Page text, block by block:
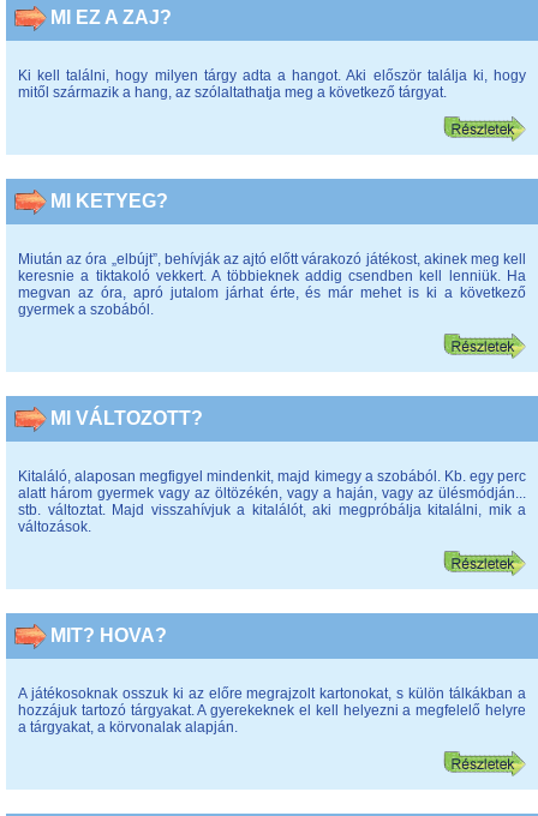
MI EZ A ZAJ?
Ki kell találni, hogy milyen tárgy adta a hangot. Aki először találja ki, hogy
mitől származik a hang, az szólaltathatja meg a következő tárgyat.
MI KETYEG?
Miután az óra „elbújt”, behívják az ajtó előtt várakozó játékost, akinek meg kell
keresnie a tiktakoló vekkert. A többieknek addig csendben kell lenniük. Ha
megvan az óra, apró jutalom járhat érte, és már mehet is ki a következő
gyermek a szobából.
MI VÁLTOZOTT?
Kitaláló, alaposan megfigyel mindenkit, majd kimegy a szobából. Kb. egy perc
alatt három gyermek vagy az öltözékén, vagy a haján, vagy az ülésmódján...
stb. változtat. Majd visszahívjuk a kitalálót, aki megpróbálja kitalálni, mik a
változások.
MIT? HOVA?
A játékosoknak osszuk ki az előre megrajzolt kartonokat, s külön tálkákban a
hozzájuk tartozó tárgyakat. A gyerekeknek el kell helyezni a megfelelő helyre
a tárgyakat, a körvonalak alapján.